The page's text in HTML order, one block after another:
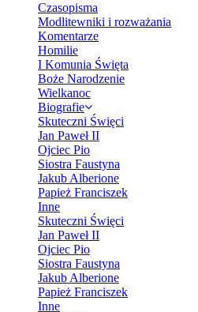
Czasopisma
Modlitewniki i rozważania
Komentarze
Homilie
I Komunia Święta
Boże Narodzenie
Wielkanoc
Biografie
Skuteczni Święci
Jan Paweł II
Ojciec Pio
Siostra Faustyna
Jakub Alberione
Papież Franciszek
Inne
Skuteczni Święci
Jan Paweł II
Ojciec Pio
Siostra Faustyna
Jakub Alberione
Papież Franciszek
Inne